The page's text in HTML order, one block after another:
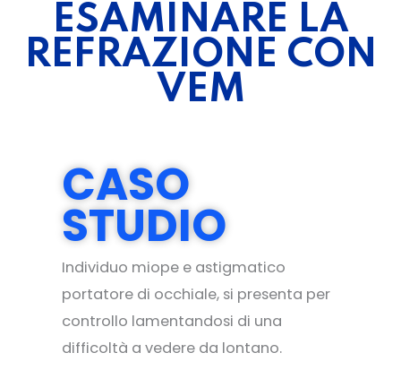
ESAMINARE LA
REFRAZIONE CON
VEM
CASO
STUDIO
Individuo miope e astigmatico
portatore di occhiale, si presenta per
controllo lamentandosi di una
difficoltà a vedere da lontano.